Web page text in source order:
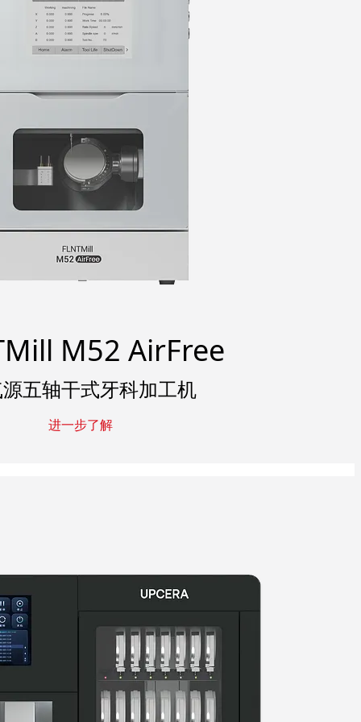
M52 AirFree
五轴干式牙科加工机
进一步了解